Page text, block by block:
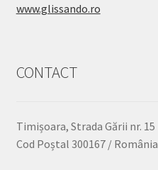
www.glissando.ro
CONTACT
Timișoara, Strada Gării nr. 15
Cod Poștal 300167 / România